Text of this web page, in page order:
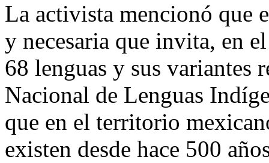
La activista mencionó que
y necesaria que invita, en
68 lenguas y sus variantes
Nacional de Lenguas
que en el territorio
existen desde hace 500